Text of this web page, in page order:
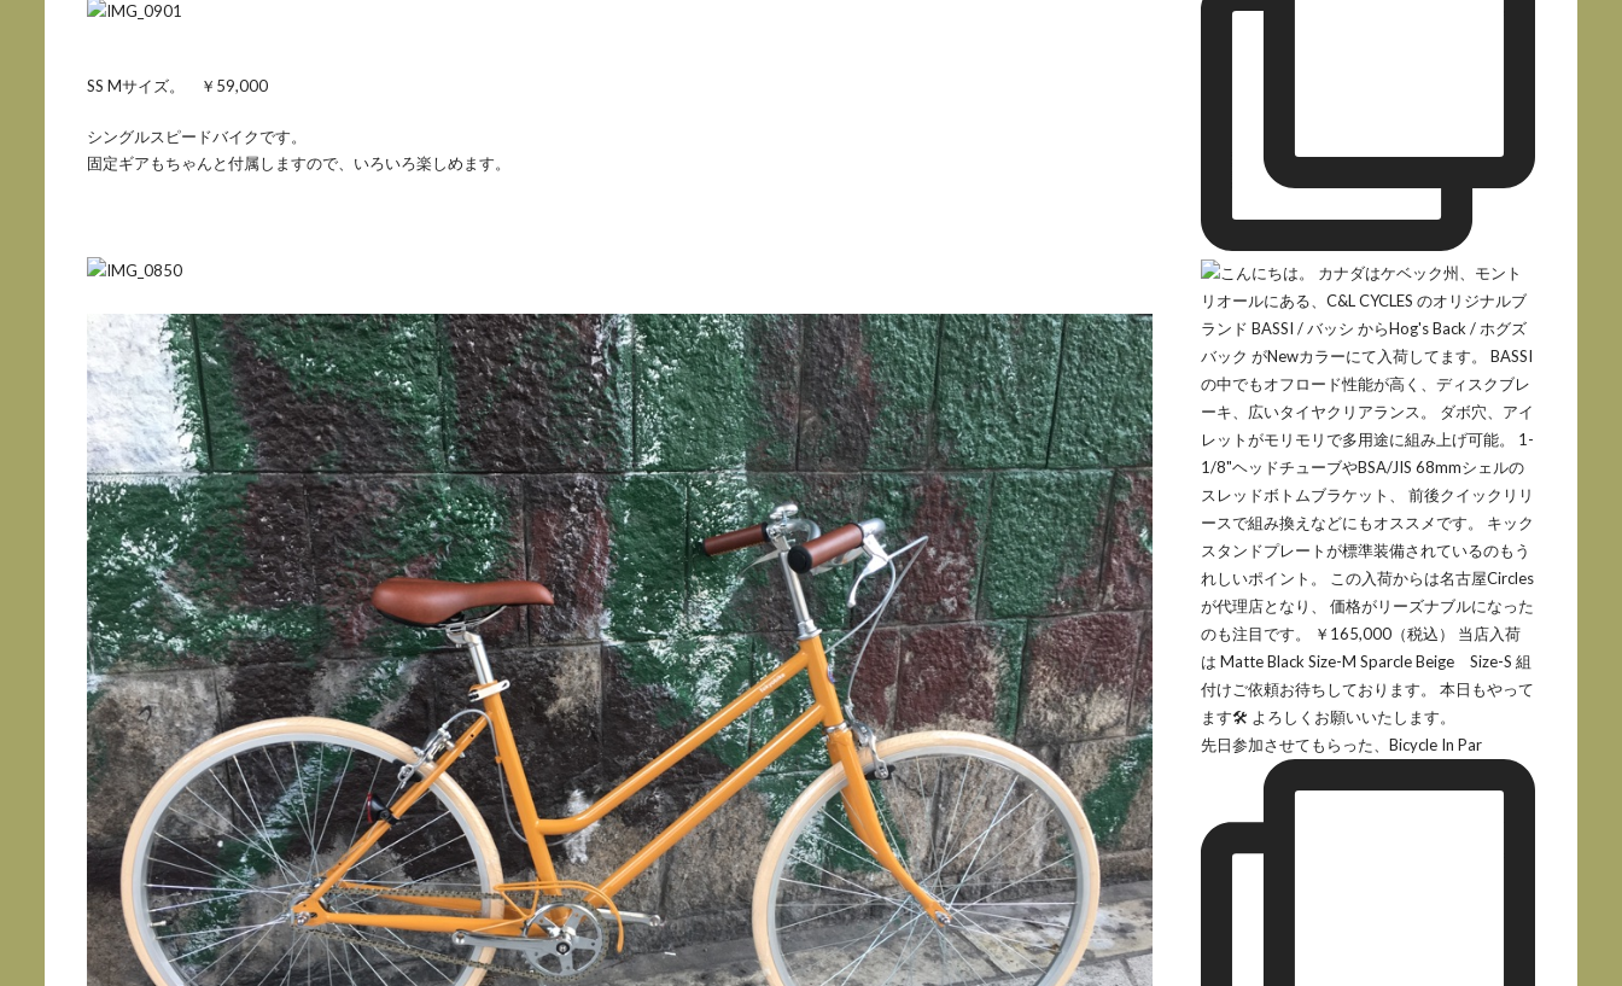
SS Mサイズ。 ￥59,000
シングルスピードバイクです。
固定ギアもちゃんと付属しますので、いろいろ楽しめます。
先日参加させてもらった、Bicycle In Par